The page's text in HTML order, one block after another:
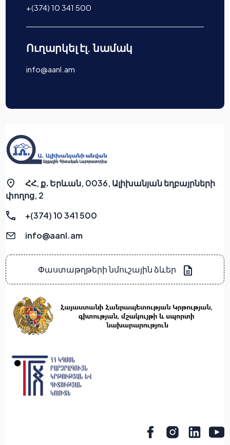
+(374) 10 341 500
Ուղարկել էլ. նամակ
info@aanl.am
ՀՀ, ք․ Երևան, 0036, Ալիխանյան եղբայրների
փողոց, 2
+(374) 10 341 500
info@aanl.am
Փաստաթղթերի նմուշային ձևեր